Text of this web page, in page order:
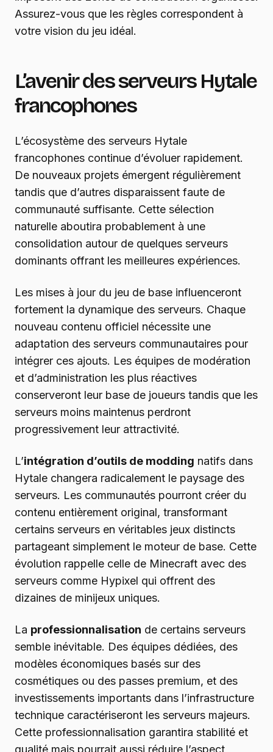
Assurez-vous que les règles correspondent à
votre vision du jeu idéal.
L’avenir des serveurs Hytale
francophones
L’écosystème des serveurs Hytale
francophones continue d’évoluer rapidement.
De nouveaux projets émergent régulièrement
tandis que d’autres disparaissent faute de
communauté suffisante. Cette sélection
naturelle aboutira probablement à une
consolidation autour de quelques serveurs
dominants offrant les meilleures expériences.
Les mises à jour du jeu de base influenceront
fortement la dynamique des serveurs. Chaque
nouveau contenu officiel nécessite une
adaptation des serveurs communautaires pour
intégrer ces ajouts. Les équipes de modération
et d’administration les plus réactives
conserveront leur base de joueurs tandis que les
serveurs moins maintenus perdront
progressivement leur attractivité.
L’intégration d’outils de modding natifs dans
Hytale changera radicalement le paysage des
serveurs. Les communautés pourront créer du
contenu entièrement original, transformant
certains serveurs en véritables jeux distincts
partageant simplement le moteur de base. Cette
évolution rappelle celle de Minecraft avec des
serveurs comme Hypixel qui offrent des
dizaines de minijeux uniques.
La professionnalisation de certains serveurs
semble inévitable. Des équipes dédiées, des
modèles économiques basés sur des
cosmétiques ou des passes premium, et des
investissements importants dans l’infrastructure
technique caractériseront les serveurs majeurs.
Cette professionnalisation garantira stabilité et